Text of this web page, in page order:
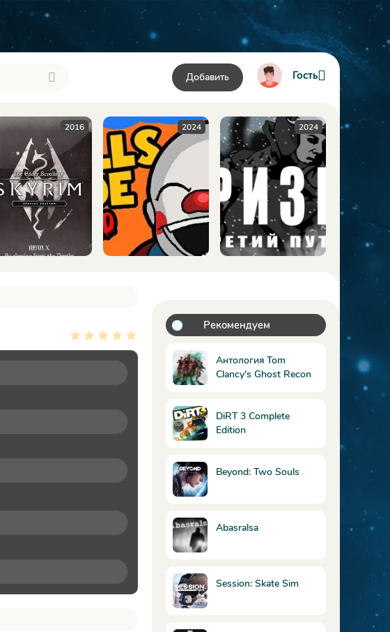
Добавить Гость
2016 2024 2024
Рекомендуем
Антология Tom
Clancy's Ghost Recon
DiRT 3 Complete
Edition
Beyond: Two Souls
Abasralsa
Session: Skate Sim